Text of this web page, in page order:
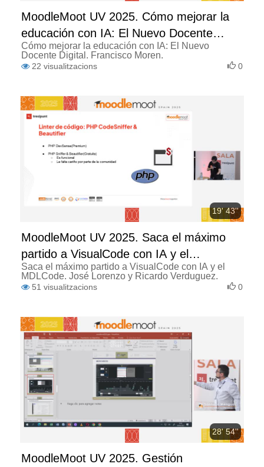
MoodleMoot UV 2025. Cómo mejorar la
educación con IA: El Nuevo Docente
Digital
Cómo mejorar la educación con IA: El Nuevo
Docente Digital. Francisco Moren.
22 visualitzacions 0
19' 43''
MoodleMoot UV 2025. Saca el máximo
partido a VisualCode con IA y el
MDLCode
Saca el máximo partido a VisualCode con IA y el
MDLCode. José Lorenzo y Ricardo Verduguez.
51 visualitzacions 0
28' 54''
MoodleMoot UV 2025. Gestión